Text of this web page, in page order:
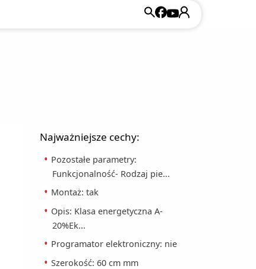
Najważniejsze cechy:
Pozostałe parametry:
Funkcjonalność- Rodzaj pie...
Montaż: tak
Opis: Klasa energetyczna A-
20%Ek...
Programator elektroniczny: nie
Szerokość: 60 cm mm